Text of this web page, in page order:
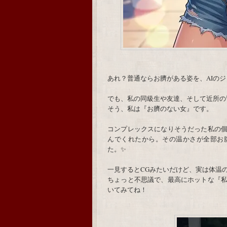
あれ？普通ならお臍がある姿を、AIの
でも、私の同級生や友達、そして近所
そう、私は『お臍のない女』です。
コンプレックスになりそうだった私の
んでくれたから。その温かさが全部
た。✨
一見するとCGみたいだけど、実は体温
ちょっと不思議で、最高にホットな『
いてみてね！